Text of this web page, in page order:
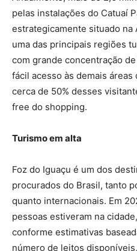
pelas instalações do Catuaí
estrategicamente situado na
uma das principais regiões
com grande concentração
fácil acesso às demais
cerca de 50% desses
free do shopping.
Turismo em alta
Foz do Iguaçu é um dos
procurados do Brasil, tanto
quanto internacionais. Em
pessoas estiveram na
conforme estimativas
número de leitos